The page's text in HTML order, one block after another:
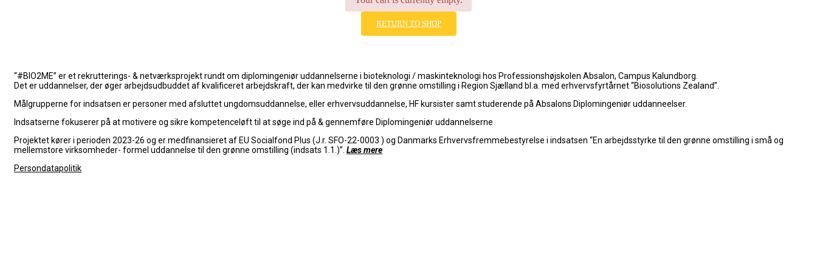
RETURN TO SHOP
“#BIO2ME” er et rekrutterings- & netværksprojekt rundt om diplomingeniør uddannelserne i bioteknologi / maskinteknologi hos Professionshøjskolen Absalon, Campus Kalundborg.
Det er uddannelser, der øger arbejdsudbuddet af kvalificeret arbejdskraft, der kan medvirke til den grønne omstilling i Region Sjælland bl.a. med erhvervsfyrtårnet “Biosolutions Zealand”.
Målgrupperne for indsatsen er personer med afsluttet ungdomsuddannelse, eller erhvervsuddannelse, HF kursister samt studerende på Absalons Diplomingeniør uddanneelser.
Indsatserne fokuserer på atmotivere og sikre kompetenceløft til at søge ind på & gennemføre Diplomingeniør uddannelserne
Projektet kører i perioden 2023-26 og er medfinansieret af EU Socialfond Plus (J.r. SFO-22-0003 ) og Danmarks Erhvervsfremmebestyrelse i indsatsen “En arbejdsstyrke til den grønne omstilling i små og
mellemstore virksomheder- formel uddannelse til den grønne omstilling (indsats 1.1.)”. Læs mere
Persondatapolitik